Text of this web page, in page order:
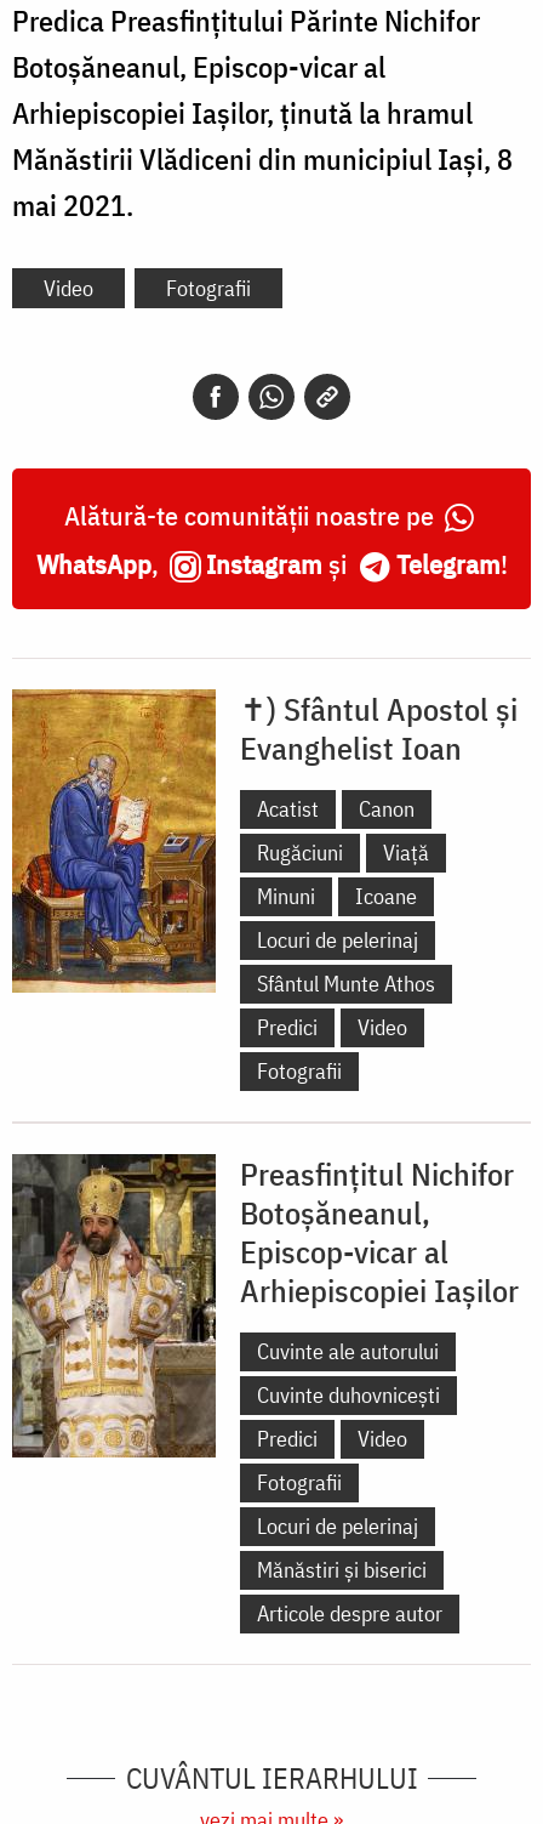
Predica Preasfințitului Părinte Nichifor
Botoșăneanul, Episcop-vicar al
Arhiepiscopiei Iașilor, ținută la hramul
Mănăstirii Vlădiceni din municipiul Iași, 8
mai 2021.
Video Fotografii
Alătură-te comunității noastre pe
WhatsApp, Instagram și Telegram!
✝) Sfântul Apostol și
Evanghelist Ioan
Acatist
Canon
Rugăciuni
Viață
Minuni
Icoane
Locuri de pelerinaj
Sfântul Munte Athos
Predici
Video
Fotografii
Preasfințitul Nichifor
Botoșăneanul,
Episcop-vicar al
Arhiepiscopiei Iașilor
Cuvinte ale autorului
Cuvinte duhovnicești
Predici
Video
Fotografii
Locuri de pelerinaj
Mănăstiri și biserici
Articole despre autor
CUVÂNTUL IERARHULUI